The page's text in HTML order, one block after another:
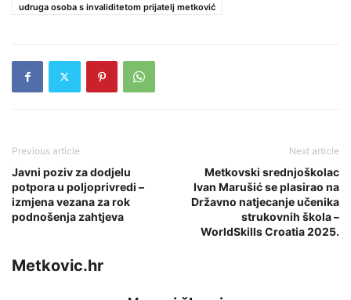
udruga osoba s invaliditetom prijatelj metković
Previous article
Javni poziv za dodjelu
potpora u poljoprivredi –
izmjena vezana za rok
podnošenja zahtjeva
Next article
Metkovski srednjoškolac
Ivan Marušić se plasirao na
Državno natjecanje učenika
strukovnih škola –
WorldSkills Croatia 2025.
Metkovic.hr